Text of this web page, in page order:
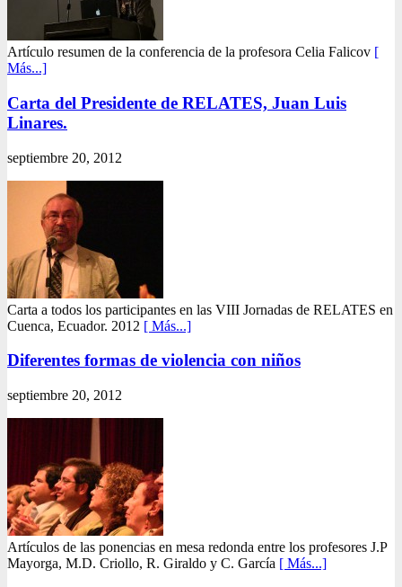
Artículo resumen de la conferencia de la profesora Celia Falicov [
Más...]
Carta del Presidente de RELATES, Juan Luis
Linares.
septiembre 20, 2012
Carta a todos los participantes en las VIII Jornadas de RELATES en
Cuenca, Ecuador. 2012 [ Más...]
Diferentes formas de violencia con niños
septiembre 20, 2012
Artículos de las ponencias en mesa redonda entre los profesores J.P
Mayorga, M.D. Criollo, R. Giraldo y C. García [ Más...]